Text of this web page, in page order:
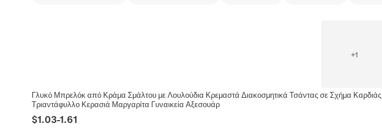
+1
Γλυκό Μπρελόκ από Κράμα Σμάλτου με Λουλούδια Κρεμαστά Διακοσμητικά Τσάντας σε Σχήμα Καρδιάς
Τριαντάφυλλο Κερασιά Μαργαρίτα Γυναικεία Αξεσουάρ
$1.03-1.61